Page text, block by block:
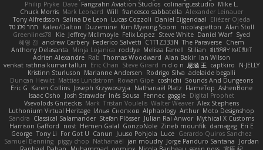
Philip Pryke Dave Fangzahn Aviation Studios colinangusstudio Mike L.
Chuck Morris Mark Leonard Will francesco sabbatella Alexander Leinauer
Tony Alfredsson Salina De Leon Lucas Cozzoli Daniel Eijgendaal Eliézer Ojeda
תמר פלג טל
Kaleo/Dalton Duzemine Kim Myeong Soom nicolaspetton Alan Stoll
Greenlines78
Kie Jeffrey McIlmoyle Felix Lopez Steve White Daniel Warf Syed
혜영 전 andrew Carbery Federico Salvetti C1T1Z333N The Paraverse Chem
Anthony Delasanta
Minja Lojanica roddye Melissa Farrell Stilian ꌃ꒒ꀎꋪꋪꌩ ꀘꈤꀤꁅꃅ꓄
Adrien Alexandre Rab Thomas Woodward Alan Bakir Ian Wilson
venkat rathna kumar talluri
Eric Chan Steve Girard n d o n 思涵 王 captkiro
N-JELLY
Kristinn Sturluson Marianne Andersen Rodrigo Silva adelaide begalli
Duncan Hewitt Mattias Lundstrom Rowan Gipe coshichi Sounds And Dungeons
Eric G Karen Collins Joseph Krzywoszyja Nathanaël Platz FlameTop AshenBone
Isaac Osho
Josh Strawder Inês Sousa Fennec gaggle Digital Prophet
Vsevolods Gniteckis Mark Tristan Voulelis Walter Weaver Alex Stephens
Luthonium Virtual Heritage Илья Снопков Alphaology Arthur Moto Designshop
Sandra Classical Salamander Stefan Plösser Julian Rai Anwor Mythical X Customs
Harrison Gafford
nost Hemen Galal GonzoNole Zineb mounfik damageg Eri E
George Tony Li For Got U Canun Juuso Pohjola Luce Gerardo Quiros Sanchez
Samuel Benning piggy chop Nathanaël jan moudry Jorge Panduro Santana
Jordan